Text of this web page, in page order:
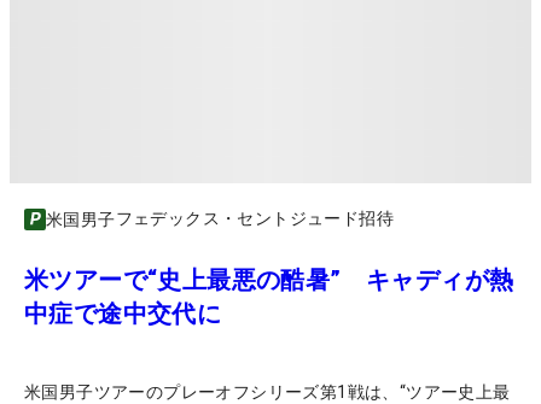
米国男子フェデックス・セントジュード招待
米ツアーで“史上最悪の酷暑” キャディが熱
中症で途中交代に
米国男子ツアーのプレーオフシリーズ第1戦は、“ツアー史上最